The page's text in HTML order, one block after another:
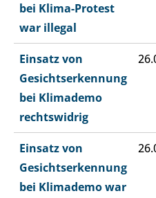
bei Klima-Protest
war illegal
Einsatz von
Gesichtserkennung
bei Klimademo
rechtswidrig
Einsatz von
Gesichtserkennung
bei Klimademo war